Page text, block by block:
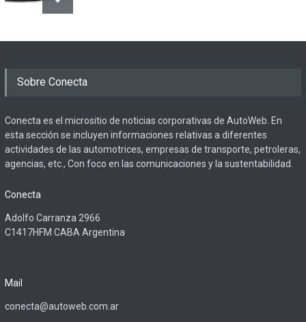
Sobre Conecta
Conecta es el micrositio de noticias corporativas de AutoWeb. En
esta sección se incluyen informaciones relativas a diferentes
actividades de las automotrices, empresas de transporte, petroleras,
agencias, etc., Con foco en las comunicaciones y la sustentabilidad.
Conecta
Adolfo Carranza 2966
C1417HFM CABA Argentina
Mail
conecta@autoweb.com.ar